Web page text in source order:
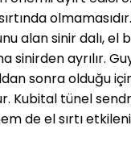
alan sinir dalı, el
sinirden ayrılır.
sonra olduğu
Kubital tünel
de el sırtı